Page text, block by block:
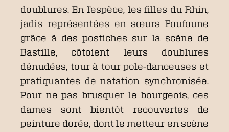
doublures. En l’espèce, les filles du Rhin,
jadis représentées en sœurs Foufoune
grâce à des postiches sur la scène de
Bastille, côtoient leurs doublures
dénudées, tour à tour pole-danceuses et
pratiquantes de natation synchronisée.
Pour ne pas brusquer le bourgeois, ces
dames sont bientôt recouvertes de
peinture dorée, dont le metteur en scène